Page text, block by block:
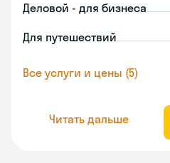
Деловой - для бизнеса
Для путешествий
Все услуги и цены (5)
Читать дальше